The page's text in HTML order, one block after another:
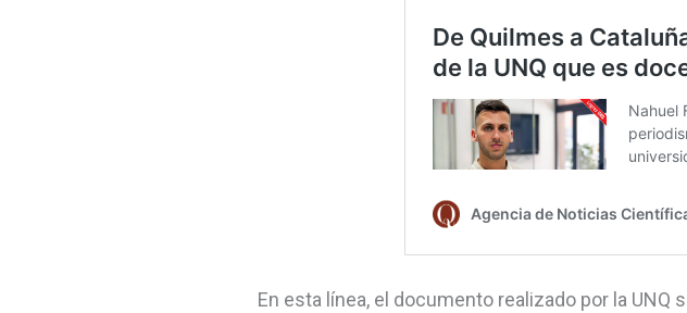
En esta línea, el documento realizado por la UNQ